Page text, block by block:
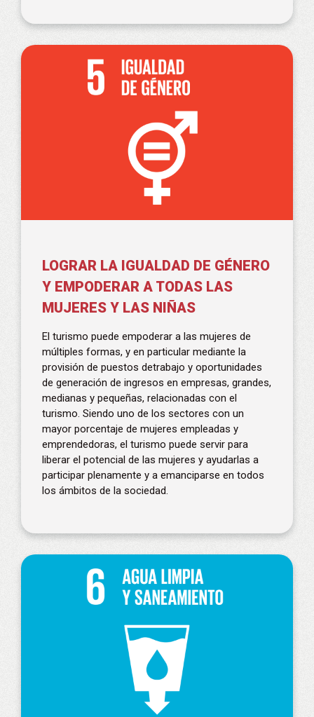
LOGRAR LA IGUALDAD DE GÉNERO
Y EMPODERAR A TODAS LAS
MUJERES Y LAS NIÑAS
El turismo puede empoderar a las mujeres de
múltiples formas, y en particular mediante la
provisión de puestos detrabajo y oportunidades
de generación de ingresos en empresas, grandes,
medianas y pequeñas, relacionadas con el
turismo. Siendo uno de los sectores con un
mayor porcentaje de mujeres empleadas y
emprendedoras, el turismo puede servir para
liberar el potencial de las mujeres y ayudarlas a
participar plenamente y a emanciparse en todos
los ámbitos de la sociedad.